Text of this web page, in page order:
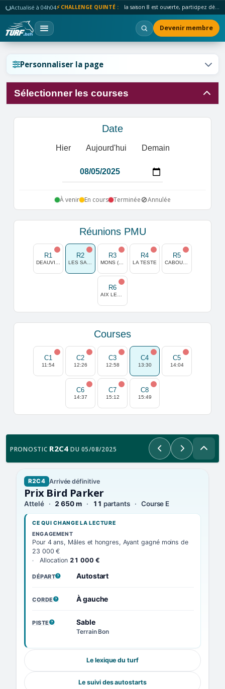
Actualisé à 04h04⚡ CHALLENGE QUINTÉ : la saison 8 est ouverte, participez dès maintenant !
Devenir membre
Personnaliser la page
Sélectionner les courses
Date
Hier Aujourd'hui Demain
À venir En cours Terminée🚫Annulée
Réunions PMU
R1 R2 R3 R4
LA TESTE
R5
R6
Courses
C1
11:54
C2
12:26
C3
12:58
C4
13:30
C5
14:04
C6
14:37
C7
15:12
C8
15:49
PRONOSTIC R2C4 DU 05/08/2025 PrécédentSuivant
R2C4 Arrivée définitive
Prix Bird Parker
Attelé 2 650 m 11 partants Course E
CE QUI CHANGE LA LECTURE
ENGAGEMENT
Pour 4 ans, Mâles et hongres, Ayant gagné moins de
23 000 €
Allocation 21 000 €
DÉPART
, VOIR LA DÉFINITIONAutostart
CORDE
, VOIR LA DÉFINITION
À gauche
PISTE
, VOIR LA DÉFINITION
Sable
Terrain Bon
Le lexique du turf
Le suivi des autostarts
Réinitialiser l'affichage ?
Réinitialiser